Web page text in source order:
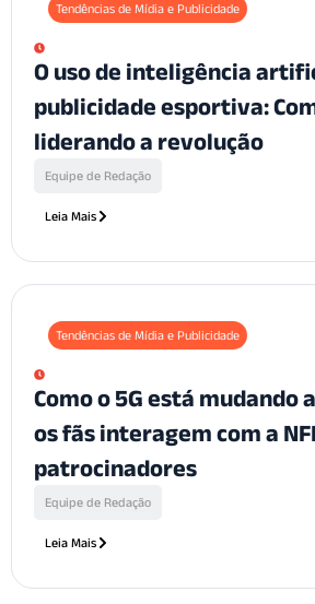
Tendências de Mídia e Publicidade
O uso de inteligência
publicidade esportiva:
liderando a revolução
Equipe de Redação
Leia Mais
Tendências de Mídia e Publicidade
Como o 5G está mudando
os fãs interagem com a
patrocinadores
Equipe de Redação
Leia Mais